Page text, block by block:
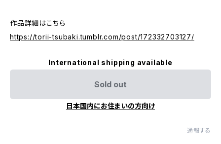
作品詳細はこちら
https://torii-tsubaki.tumblr.com/post/172332703127/
International shipping available
Sold out
日本国内にお住まいの方向け
通報する